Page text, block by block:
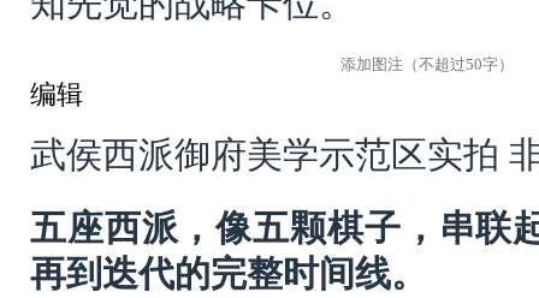
编辑
武侯西派御府美学示范区实拍
五座西派，像五颗棋子，串联
再到迭代的完整时间线。